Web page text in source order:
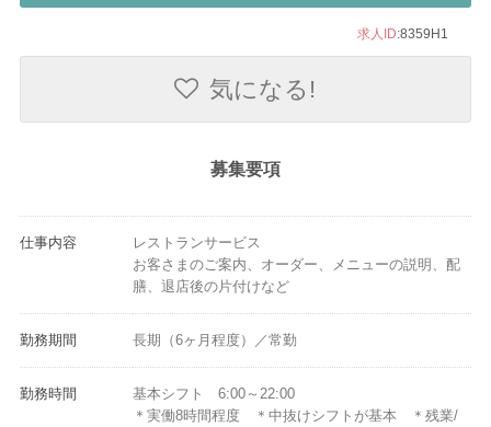
求人ID:8359H1
気になる!
募集要項
仕事内容
レストランサービス
お客さまのご案内、オーダー、メニューの説明、配
膳、退店後の片付けなど
勤務期間 長期（6ヶ月程度）／常勤
勤務時間
基本シフト 6:00～22:00
＊実働8時間程度 ＊中抜けシフトが基本 ＊残業/